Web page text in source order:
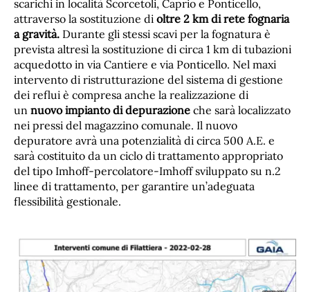
scarichi in località Scorcetoli, Caprio e Ponticello,
attraverso la sostituzione di oltre 2 km di rete fognaria
a gravità. Durante gli stessi scavi per la fognatura è
prevista altresì la sostituzione di circa 1 km di tubazioni
acquedotto in via Cantiere e via Ponticello. Nel maxi
intervento di ristrutturazione del sistema di gestione
dei reflui è compresa anche la realizzazione di
un nuovo impianto di depurazione che sarà localizzato
nei pressi del magazzino comunale. Il nuovo
depuratore avrà una potenzialità di circa 500 A.E. e
sarà costituito da un ciclo di trattamento appropriato
del tipo Imhoff-percolatore-Imhoff sviluppato su n.2
linee di trattamento, per garantire un’adeguata
flessibilità gestionale.